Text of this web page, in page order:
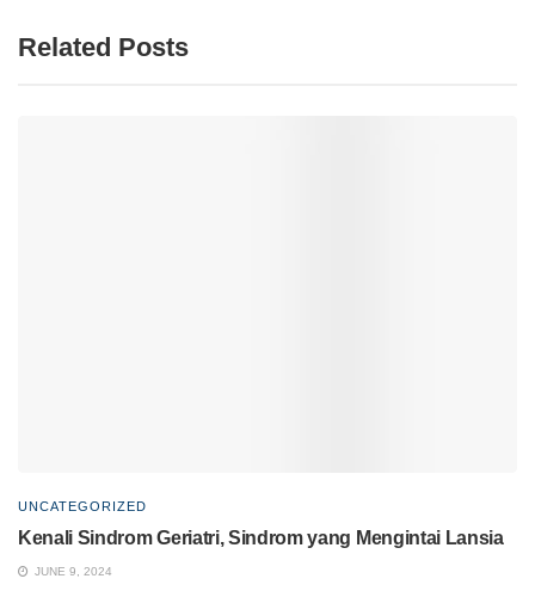
Related Posts
UNCATEGORIZED
Kenali Sindrom Geriatri, Sindrom yang Mengintai Lansia
JUNE 9, 2024